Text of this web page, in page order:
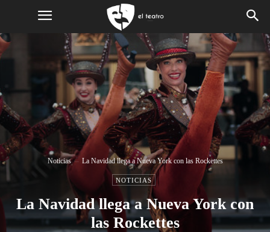
Noticias La Navidad llega a Nueva York con las Rockettes
NOTICIAS
La Navidad llega a Nueva York con
las Rockettes